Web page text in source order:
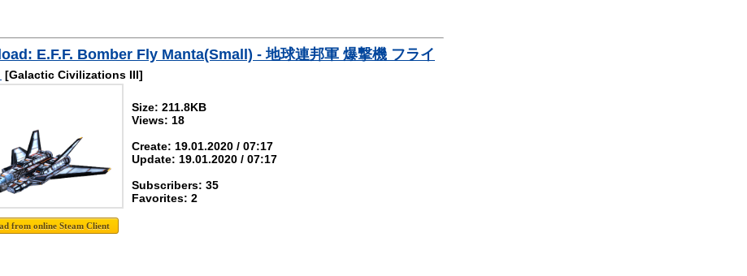
E.F.F. Bomber Fly Manta(Small) - 地球連邦軍 爆撃機 フライ
[Galactic Civilizations III]
Size: 211.8KB
Views: 18
Create: 19.01.2020 / 07:17
Update: 19.01.2020 / 07:17
Subscribers: 35
Favorites: 2